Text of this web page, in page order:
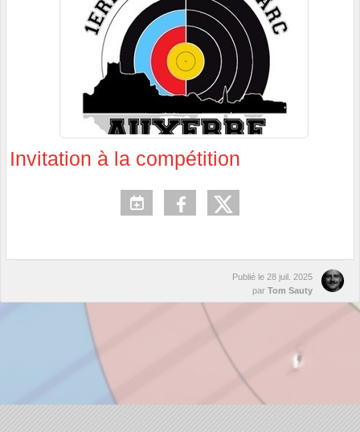
Invitation à la compétition
Publié le 28 juil. 2025
par Tom Sauty